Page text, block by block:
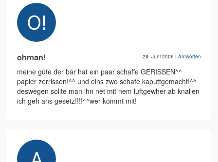
ohman! 28. Juni 2006 | Antworten
meine güte der bär hat ein paar schaffe GERISSEN^^
papier zerrissen!^^ und eins zwo schafe kaputtgemacht!^^
deswegen sollte man ihn net mit nem luftgewher ab knallen
ich geh ans gesetz!!!!^^wer kommt mit!